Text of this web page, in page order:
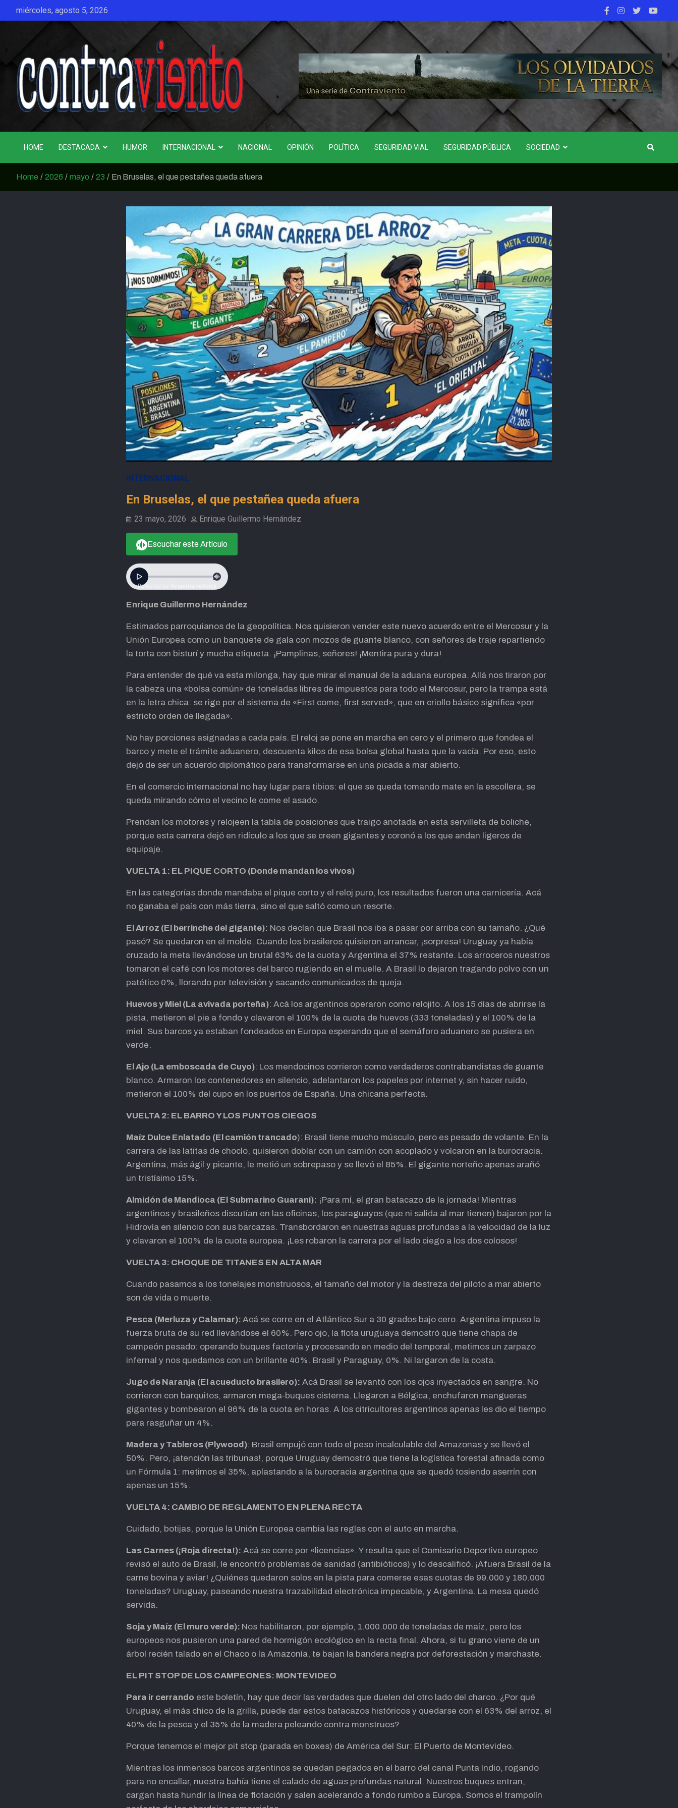
miércoles, agosto 5, 2026
CONTRAVIENTO
HOME DESTACADA HUMOR INTERNACIONAL NACIONAL OPINIÓN POLÍTICA SEGURIDAD VIAL SEGURIDAD PÚBLICA SOCIEDAD
Home 2026 mayo 23 En Bruselas, el que pestañea queda afuera
INTERNACIONAL
En Bruselas, el que pestañea queda afuera
23 mayo, 2026 Enrique Guillermo Hernández
Escuchar este Artículo
Enrique Guillermo Hernández
Estimados parroquianos de la geopolítica. Nos quisieron vender este nuevo acuerdo entre el Mercosur y la
Unión Europea como un banquete de gala con mozos de guante blanco, con señores de traje repartiendo
la torta con bisturí y mucha etiqueta. ¡Pamplinas, señores! ¡Mentira pura y dura!
Para entender de qué va esta milonga, hay que mirar el manual de la aduana europea. Allá nos tiraron por
la cabeza una «bolsa común» de toneladas libres de impuestos para todo el Mercosur, pero la trampa está
en la letra chica: se rige por el sistema de «First come, first served», que en criollo básico significa «por
estricto orden de llegada».
No hay porciones asignadas a cada país. El reloj se pone en marcha en cero y el primero que fondea el
barco y mete el trámite aduanero, descuenta kilos de esa bolsa global hasta que la vacía. Por eso, esto
dejó de ser un acuerdo diplomático para transformarse en una picada a mar abierto.
En el comercio internacional no hay lugar para tibios: el que se queda tomando mate en la escollera, se
queda mirando cómo el vecino le come el asado.
Prendan los motores y relojeen la tabla de posiciones que traigo anotada en esta servilleta de boliche,
porque esta carrera dejó en ridículo a los que se creen gigantes y coronó a los que andan ligeros de
equipaje.
VUELTA 1: EL PIQUE CORTO (Donde mandan los vivos)
En las categorías donde mandaba el pique corto y el reloj puro, los resultados fueron una carnicería. Acá
no ganaba el país con más tierra, sino el que saltó como un resorte.
El Arroz (El berrinche del gigante): Nos decían que Brasil nos iba a pasar por arriba con su tamaño. ¿Qué
pasó? Se quedaron en el molde. Cuando los brasileros quisieron arrancar, ¡sorpresa! Uruguay ya había
cruzado la meta llevándose un brutal 63% de la cuota y Argentina el 37% restante. Los arroceros nuestros
tomaron el café con los motores del barco rugiendo en el muelle. A Brasil lo dejaron tragando polvo con un
patético 0%, llorando por televisión y sacando comunicados de queja.
Huevos y Miel (La avivada porteña): Acá los argentinos operaron como relojito. A los 15 días de abrirse la
pista, metieron el pie a fondo y clavaron el 100% de la cuota de huevos (333 toneladas) y el 100% de la
miel. Sus barcos ya estaban fondeados en Europa esperando que el semáforo aduanero se pusiera en
verde.
El Ajo (La emboscada de Cuyo): Los mendocinos corrieron como verdaderos contrabandistas de guante
blanco. Armaron los contenedores en silencio, adelantaron los papeles por internet y, sin hacer ruido,
metieron el 100% del cupo en los puertos de España. Una chicana perfecta.
VUELTA 2: EL BARRO Y LOS PUNTOS CIEGOS
Maíz Dulce Enlatado (El camión trancado): Brasil tiene mucho músculo, pero es pesado de volante. En la
carrera de las latitas de choclo, quisieron doblar con un camión con acoplado y volcaron en la burocracia.
Argentina, más ágil y picante, le metió un sobrepaso y se llevó el 85%. El gigante norteño apenas arañó
un tristísimo 15%.
Almidón de Mandioca (El Submarino Guaraní): ¡Para mí, el gran batacazo de la jornada! Mientras
argentinos y brasileños discutían en las oficinas, los paraguayos (que ni salida al mar tienen) bajaron por la
Hidrovía en silencio con sus barcazas. Transbordaron en nuestras aguas profundas a la velocidad de la luz
y clavaron el 100% de la cuota europea. ¡Les robaron la carrera por el lado ciego a los dos colosos!
VUELTA 3: CHOQUE DE TITANES EN ALTA MAR
Cuando pasamos a los tonelajes monstruosos, el tamaño del motor y la destreza del piloto a mar abierto
son de vida o muerte.
Pesca (Merluza y Calamar):Acá se corre en el Atlántico Sur a 30 grados bajo cero. Argentina impuso la
fuerza bruta de su red llevándose el 60%. Pero ojo, la flota uruguaya demostró que tiene chapa de
campeón pesado: operando buques factoría y procesando en medio del temporal, metimos un zarpazo
infernal y nos quedamos con un brillante 40%. Brasil y Paraguay, 0%. Ni largaron de la costa.
Jugo de Naranja (El acueducto brasilero): Acá Brasil se levantó con los ojos inyectados en sangre. No
corrieron con barquitos, armaron mega-buques cisterna. Llegaron a Bélgica, enchufaron mangueras
gigantes y bombearon el 96% de la cuota en horas. A los citricultores argentinos apenas les dio el tiempo
para rasguñar un 4%.
Madera y Tableros (Plywood): Brasil empujó con todo el peso incalculable del Amazonas y se llevó el
50%. Pero, ¡atención las tribunas!, porque Uruguay demostró que tiene la logística forestal afinada como
un Fórmula 1: metimos el 35%, aplastando a la burocracia argentina que se quedó tosiendo aserrín con
apenas un 15%.
VUELTA 4: CAMBIO DE REGLAMENTO EN PLENA RECTA
Cuidado, botijas, porque la Unión Europea cambia las reglas con el auto en marcha.
Las Carnes (¡Roja directa!): Acá se corre por «licencias». Y resulta que el Comisario Deportivo europeo
revisó el auto de Brasil, le encontró problemas de sanidad (antibióticos) y lo descalificó. ¡Afuera Brasil de la
carne bovina y aviar! ¿Quiénes quedaron solos en la pista para comerse esas cuotas de 99.000 y 180.000
toneladas? Uruguay, paseando nuestra trazabilidad electrónica impecable, y Argentina. La mesa quedó
servida.
Soja y Maíz (El muro verde): Nos habilitaron, por ejemplo, 1.000.000 de toneladas de maíz, pero los
europeos nos pusieron una pared de hormigón ecológico en la recta final. Ahora, si tu grano viene de un
árbol recién talado en el Chaco o la Amazonía, te bajan la bandera negra por deforestación y marchaste.
EL PIT STOP DE LOS CAMPEONES: MONTEVIDEO
Para ir cerrando este boletín, hay que decir las verdades que duelen del otro lado del charco. ¿Por qué
Uruguay, el más chico de la grilla, puede dar estos batacazos históricos y quedarse con el 63% del arroz, el
40% de la pesca y el 35% de la madera peleando contra monstruos?
Porque tenemos el mejor pit stop (parada en boxes) de América del Sur: El Puerto de Montevideo.
Mientras los inmensos barcos argentinos se quedan pegados en el barro del canal Punta Indio, rogando
para no encallar, nuestra bahía tiene el calado de aguas profundas natural. Nuestros buques entran,
cargan hasta hundir la línea de flotación y salen acelerando a fondo rumbo a Europa. Somos el trampolín